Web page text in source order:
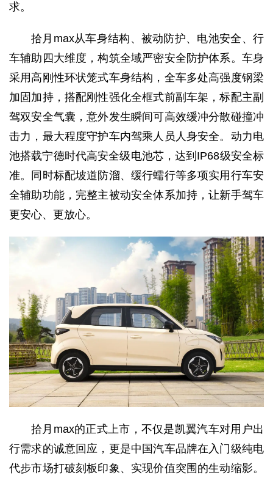
求。
拾月max从车身结构、被动防护、电池安全、行
车辅助四大维度，构筑全域严密安全防护体系。车身
采用高刚性环状笼式车身结构，全车多处高强度钢梁
加固加持，搭配刚性强化全框式前副车架，标配主副
驾双安全气囊，意外发生瞬间可高效缓冲分散碰撞冲
击力，最大程度守护车内驾乘人员人身安全。动力电
池搭载宁德时代高安全级电池芯，达到IP68级安全标
准。同时标配坡道防溜、缓行蠕行等多项实用行车安
全辅助功能，完整主被动安全体系加持，让新手驾车
更安心、更放心。
拾月max的正式上市，不仅是凯翼汽车对用户出
行需求的诚意回应，更是中国汽车品牌在入门级纯电
代步市场打破刻板印象、实现价值突围的生动缩影。